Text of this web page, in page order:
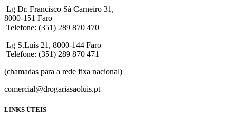
Lg Dr. Francisco Sá Carneiro 31,
8000-151 Faro
Telefone: (351) 289 870 470
Lg S.Luís 21, 8000-144 Faro
Telefone: (351) 289 870 471
(chamadas para a rede fixa nacional)
comercial@drogariasaoluis.pt
LINKS ÚTEIS